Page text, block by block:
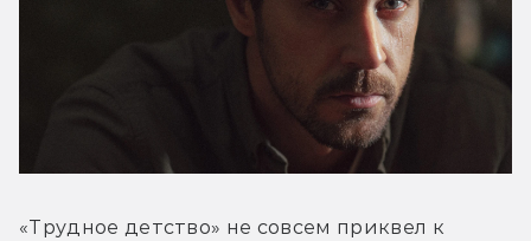
«Трудное детство» не совсем приквел к